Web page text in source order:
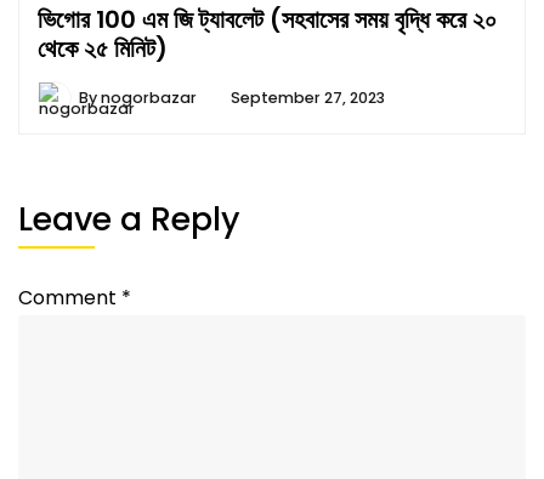
ভিগোর 100 এম জি ট্যাবলেট (সহবাসের সময় বৃদ্ধি করে ২০
থেকে ২৫ মিনিট)
Bynogorbazar September 27, 2023
Leave a Reply
Comment *